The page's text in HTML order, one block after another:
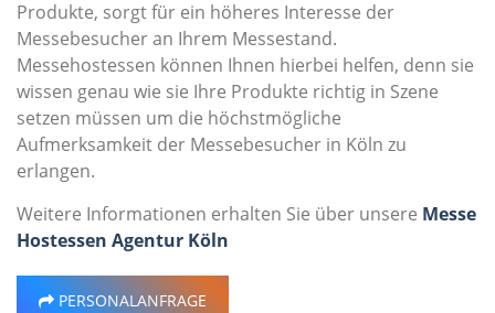
Produkte, sorgt für ein höheres Interesse der
Messebesucher an Ihrem Messestand.
Messehostessen können Ihnen hierbei helfen, denn sie
wissen genau wie sie Ihre Produkte richtig in Szene
setzen müssen um die höchstmögliche
Aufmerksamkeit der Messebesucher in Köln zu
erlangen.
Weitere Informationen erhalten Sie über unsere Messe
Hostessen Agentur Köln
PERSONALANFRAGE